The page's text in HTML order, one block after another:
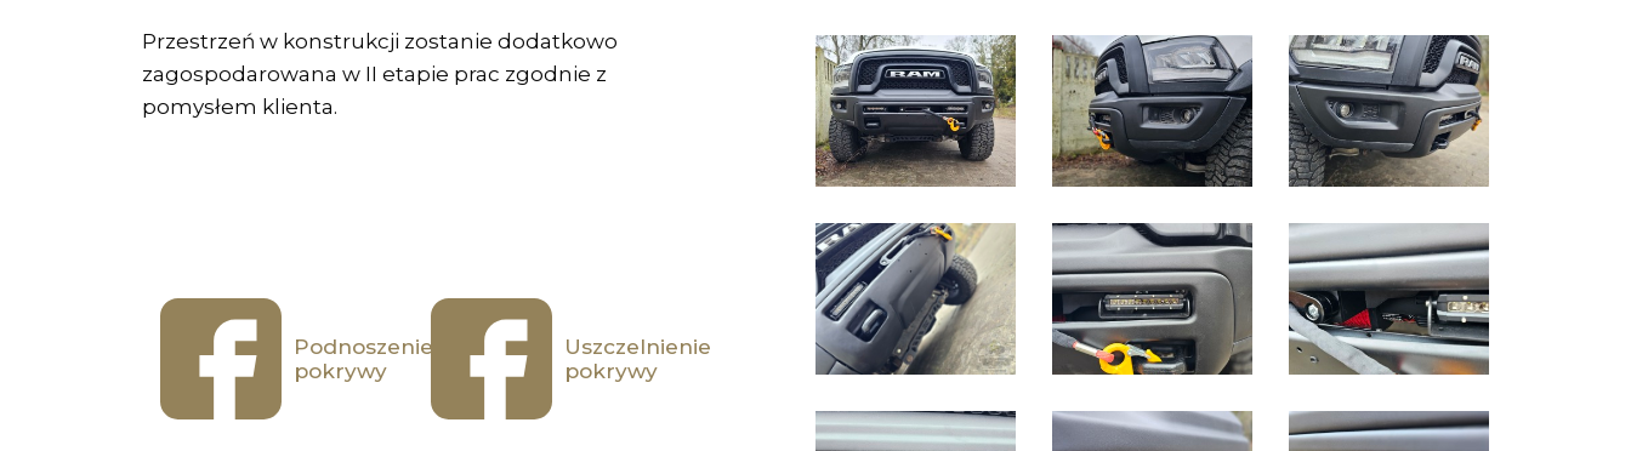
Przestrzeń w konstrukcji zostanie dodatkowo
zagospodarowana w II etapie prac zgodnie z
pomysłem klienta.
Podnoszenie
pokrywy
Uszczelnienie
pokrywy